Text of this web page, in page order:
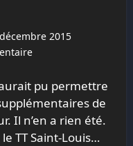
2015
pu permettre
de
Il n’en a rien été.
TT Saint-Louis…